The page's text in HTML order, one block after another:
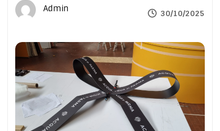
Admin 30/10/2025